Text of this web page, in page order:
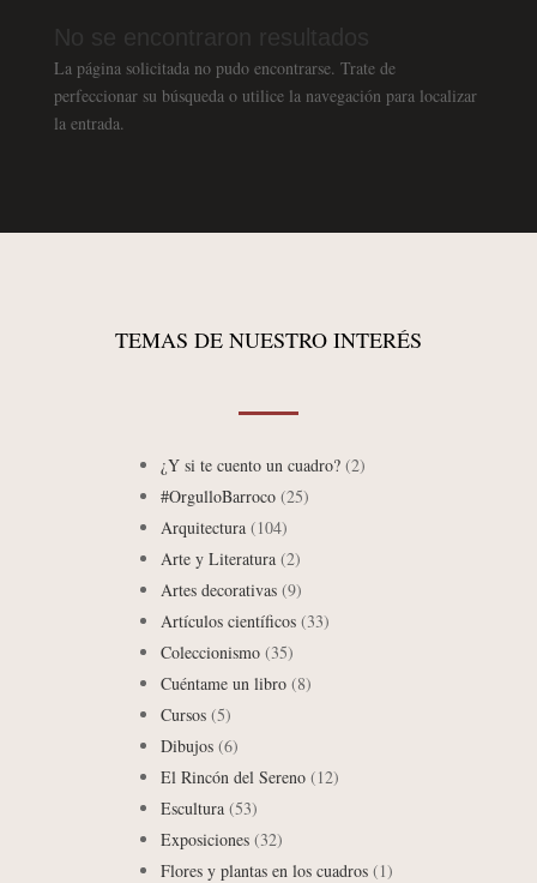
No se encontraron resultados
La página solicitada no pudo encontrarse. Trate de
perfeccionar su búsqueda o utilice la navegación para localizar
la entrada.
TEMAS DE NUESTRO INTERÉS
¿Y si te cuento un cuadro?(2)
#OrgulloBarroco(25)
Arquitectura(104)
Arte y Literatura(2)
Artes decorativas(9)
Artículos científicos(33)
Coleccionismo(35)
Cuéntame un libro(8)
Cursos(5)
Dibujos(6)
El Rincón del Sereno(12)
Escultura(53)
Exposiciones(32)
Flores y plantas en los cuadros(1)